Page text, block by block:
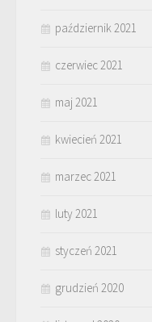
październik 2021
czerwiec 2021
maj 2021
kwiecień 2021
marzec 2021
luty 2021
styczeń 2021
grudzień 2020